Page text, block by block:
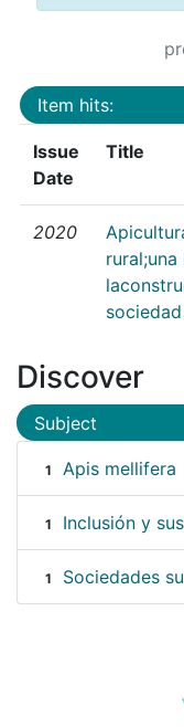
Item hits:
Issue
Date
Title
2020
Discover
Subject
1 Apis mellifera
1 Inclusión y
1 Sociedades